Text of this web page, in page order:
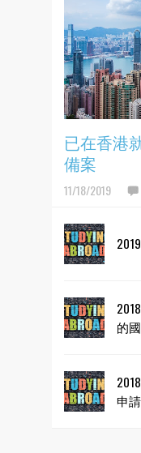
已在香港
備案
11/18/2019
的
申